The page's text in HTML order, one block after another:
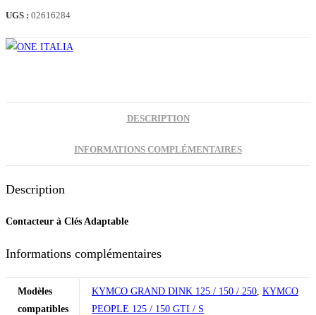
CLÉS
DINK
UGS : 02616284
DESCRIPTION
INFORMATIONS COMPLÉMENTAIRES
Description
Contacteur à Clés Adaptable
Informations complémentaires
Modèles
compatibles
KYMCO GRAND DINK 125 / 150 / 250 KYMCO
PEOPLE 125 / 150 GTI / S